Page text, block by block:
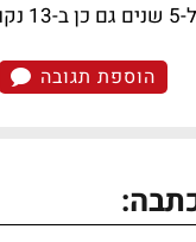
הוספת תגובה